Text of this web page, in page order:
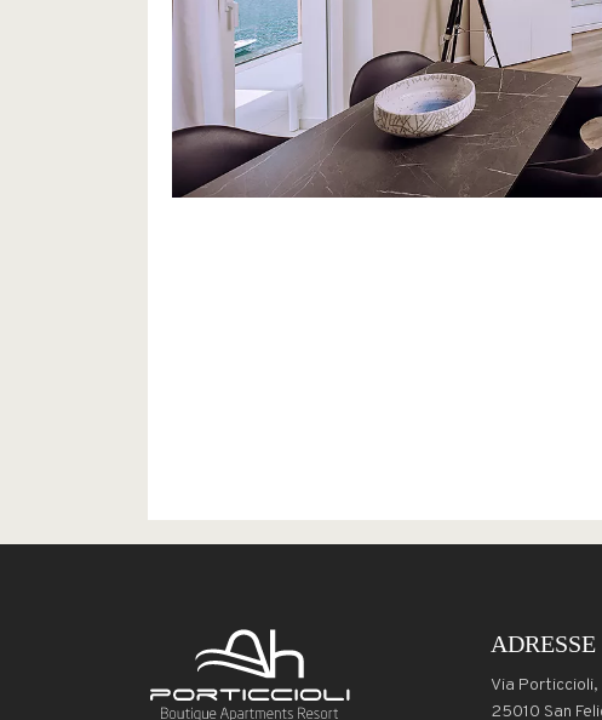
ADRESSE
Via Porticcioli,
25010 San